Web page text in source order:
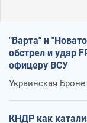
"Варта" и
обстрел и удар
офицеру ВСУ
Украинская
КНДР как